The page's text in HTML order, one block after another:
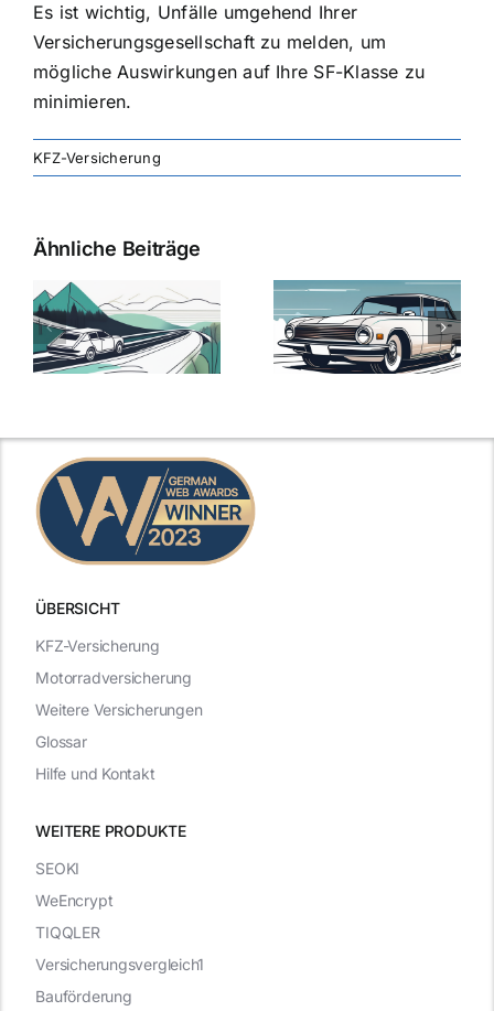
Es ist wichtig, Unfälle umgehend Ihrer
Versicherungsgesellschaft zu melden, um
mögliche Auswirkungen auf Ihre SF-Klasse zu
minimieren.
KFZ-Versicherung
Ähnliche Beiträge
Versicherung:
Günstige Kfz-
Versicherungstarife
mit Top-
Kfz-
Die besten
Angebote im
ÜBERSICHT
WEITERE PRODUKTE
KFZ-Versicherung
Motorradversicherung
Weitere Versicherungen
Glossar
Hilfe und Kontakt
SEOKI
WeEncrypt
TIQQLER
Versicherungsvergleich1
Bauförderung